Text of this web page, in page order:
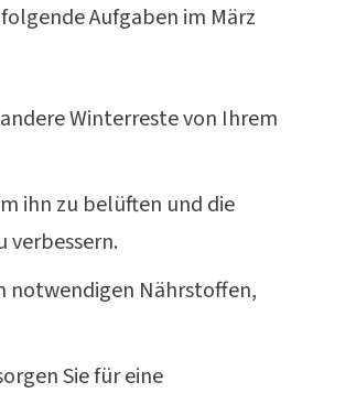
Aufgaben im März
Winterreste von Ihrem
ihn zu belüften und die
verbessern.
notwendigen Nährstoffen,
Sie für eine